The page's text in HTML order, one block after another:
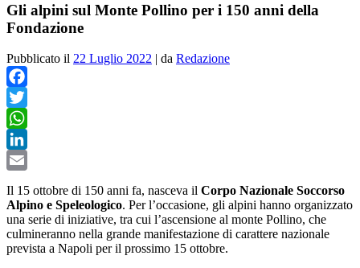
Gli alpini sul Monte Pollino per i 150 anni della
Fondazione
Pubblicato il 22 Luglio 2022 | da Redazione
Facebook
Twitter
WhatsApp
LinkedIn
Il 15 ottobre di 150 anni fa, nasceva il Corpo Nazionale Soccorso
Alpino e Speleologico. Per l’occasione, gli alpini hanno organizzato
una serie di iniziative, tra cui l’ascensione al monte Pollino, che
culmineranno nella grande manifestazione di carattere nazionale
prevista a Napoli per il prossimo 15 ottobre.